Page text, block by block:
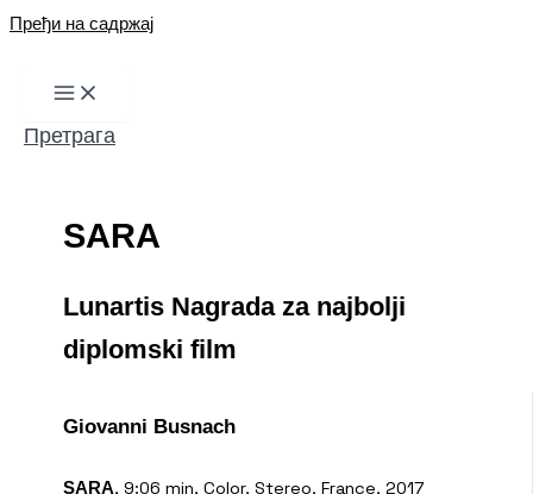
Пређи на садржај
Претрага
SARA
Lunartis Nagrada za najbolji
diplomski film
Giovanni Busnach
SARA, 9:06 min, Color, Stereo, France, 2017